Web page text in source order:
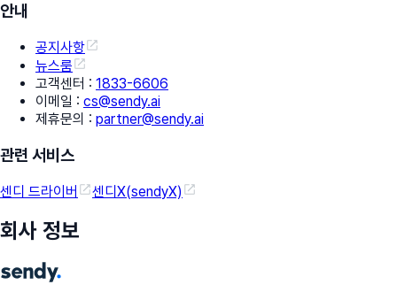
안내
공지사항
뉴스룸
고객센터 : 1833-6606
이메일 : cs@sendy.ai
제휴문의 : partner@sendy.ai
관련 서비스
센디 드라이버 센디X(sendyX)
회사 정보